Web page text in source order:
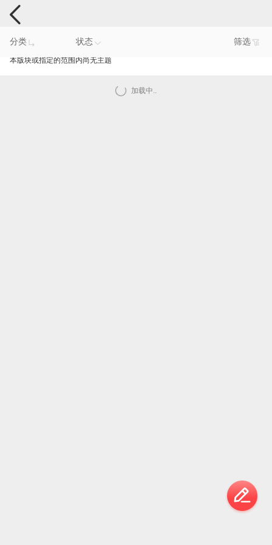
手机反馈
分类 状态 筛选
本版块或指定的范围内尚无主题
加载中..